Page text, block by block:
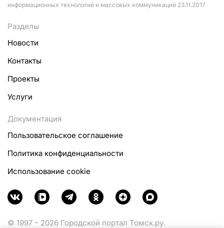
информационных технологий и массовых коммуникаций 23.11.2017
Разделы
Новости
Контакты
Проекты
Услуги
Документация
Пользовательское соглашение
Политика конфиденциальности
Использование cookie
© 1997 – 2026 Городской портал Томск.ру.